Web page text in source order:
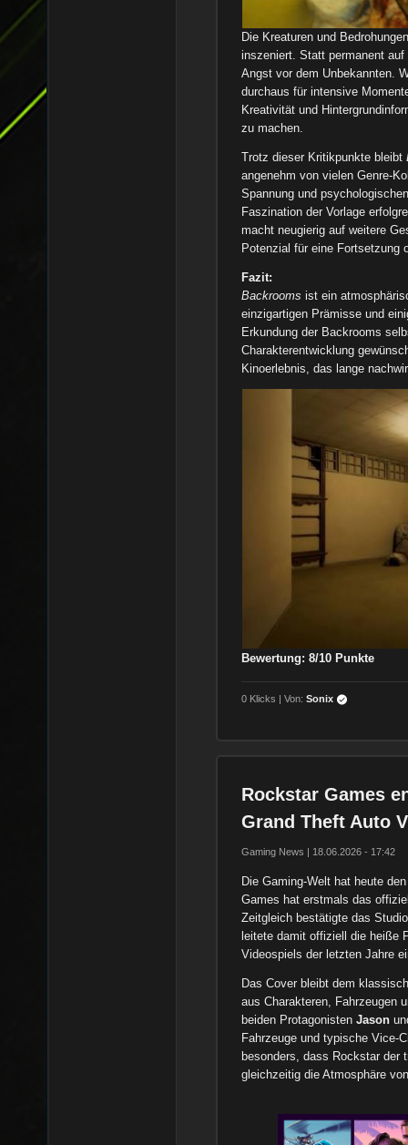
Die Kreaturen und
inszeniert. Statt permanent
Angst vor dem Unbekannten.
durchaus für intensive
Kreativität und
zu machen.
Trotz dieser Kritikpunkte bleibt
angenehm von vielen Genre-
Spannung und
Faszination der Vorlage
macht neugierig auf weitere
Potenzial für eine Fortsetzung
Fazit:
Backrooms ist ein
einzigartigen Prämisse und
Erkundung der Backrooms
Charakterentwicklung
Kinoerlebnis, das lange
Bewertung: 8/10 Punkte
0 Klicks | Von:Sonix
Rockstar Games
Grand Theft Auto
Gaming News | 18.06.2026 - 17:42
Die Gaming-Welt hat heute
Games hat erstmals das
Zeitgleich bestätigte das
leitete damit offiziell die heiße
Videospiels der letzten Jahre
Das Cover bleibt dem
aus Charakteren, Fahrzeugen
beiden ProtagonistenJason
Fahrzeuge und typische Vice-
besonders, dass Rockstar der
gleichzeitig die Atmosphäre